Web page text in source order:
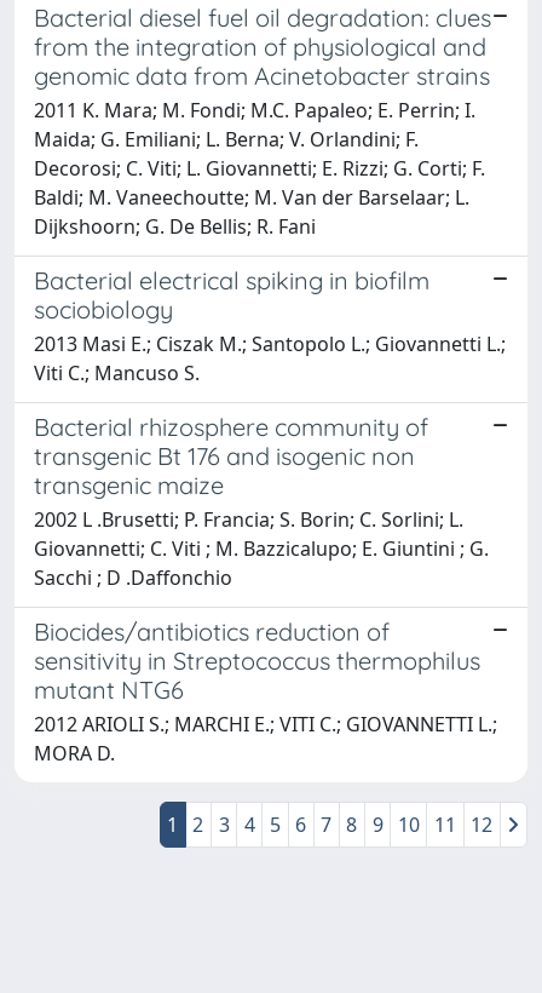
Bacterial diesel fuel oil degradation: clues
from the integration of physiological and
genomic data from Acinetobacter strains
2011 K. Mara; M. Fondi; M.C. Papaleo; E. Perrin; I.
Maida; G. Emiliani; L. Berna; V. Orlandini; F.
Decorosi; C. Viti; L. Giovannetti; E. Rizzi; G. Corti; F.
Baldi; M. Vaneechoutte; M. Van der Barselaar; L.
Dijkshoorn; G. De Bellis; R. Fani
Bacterial electrical spiking in biofilm
sociobiology
2013 Masi E.; Ciszak M.; Santopolo L.; Giovannetti L.;
Viti C.; Mancuso S.
Bacterial rhizosphere community of
transgenic Bt 176 and isogenic non
transgenic maize
2002 L .Brusetti; P. Francia; S. Borin; C. Sorlini; L.
Giovannetti; C. Viti ; M. Bazzicalupo; E. Giuntini ; G.
Sacchi ; D .Daffonchio
Biocides/antibiotics reduction of
sensitivity in Streptococcus thermophilus
mutant NTG6
2012 ARIOLI S.; MARCHI E.; VITI C.; GIOVANNETTI L.;
MORA D.
1 2 3 4 5 6 7 8 9 10 11 12